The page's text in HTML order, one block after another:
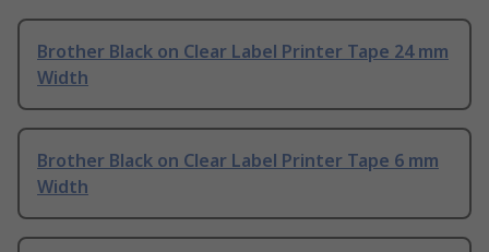
Brother Black on Clear Label Printer Tape 24 mm
Width
Brother Black on Clear Label Printer Tape 6 mm
Width